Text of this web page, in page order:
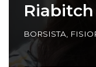
BORSISTA,